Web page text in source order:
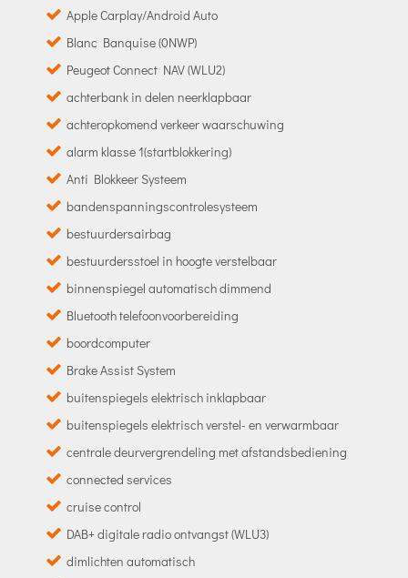
Apple Carplay/Android Auto
Blanc Banquise (0NWP)
Peugeot Connect NAV (WLU2)
achterbank in delen neerklapbaar
achteropkomend verkeer waarschuwing
alarm klasse 1(startblokkering)
Anti Blokkeer Systeem
bandenspanningscontrolesysteem
bestuurdersairbag
bestuurdersstoel in hoogte verstelbaar
binnenspiegel automatisch dimmend
Bluetooth telefoonvoorbereiding
boordcomputer
Brake Assist System
buitenspiegels elektrisch inklapbaar
buitenspiegels elektrisch verstel- en verwarmbaar
centrale deurvergrendeling met afstandsbediening
connected services
cruise control
DAB+ digitale radio ontvangst (WLU3)
dimlichten automatisch